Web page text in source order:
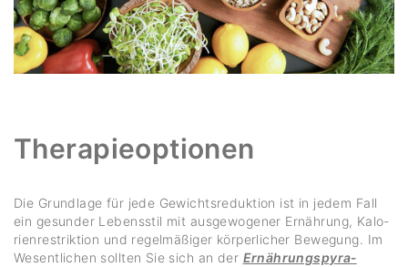
Thera­pie­optionen
Die Grund­lage für jede Gewichts­re­duk­tion ist in jedem Fall
ein gesunder Lebens­stil mit ausge­wo­gener Ernäh­rung, Kalo­
ri­en­re­strik­tion und regel­mä­ßiger körper­li­cher Bewe­gung. Im
Wesent­li­chen sollten Sie sich an der Ernäh­rungs­py­ra­